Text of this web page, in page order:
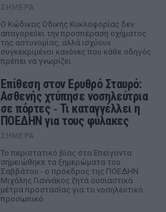
ΣΉΜΕΡΑ
Ο Κώδικας Οδικής Κυκλοφορίας δεν
απαγορεύει την προσπέραση οχήματος
της αστυνομίας, αλλά ισχύουν
συγκεκριμένοι κανόνες που κάθε οδηγός
πρέπει να γνωρίζει.
Επίθεση στον Ερυθρό Σταυρό:
Ασθενής χτύπησε νοσηλεύτρια
σε πόρτες ‑ Τι καταγγέλλει η
ΠΟΕΔΗΝ για τους φύλακες
ΣΉΜΕΡΑ
Το περιστατικό βίας στα Επείγοντα
σημειώθηκε τα ξημερώματα του
Σαββάτου - ο πρόεδρος της ΠΟΕΔΗΝ
Μιχάλης Γιαννάκος ζητά ουσιαστικά
μέτρα προστασίας για το νοσηλευτικό
προσωπικό